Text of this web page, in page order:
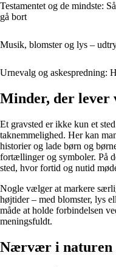
Testamentet og de mindste:
gå bort
Musik, blomster og lys –
Urnevalg og askespredning:
Minder, der lever
Et gravsted er ikke kun et
taknemmelighed. Her kan
historier og lade børn og
fortællinger og symboler. På
sted, hvor fortid og nutid
Nogle vælger at markere
højtider – med blomster, lys
måde at holde forbindelsen
meningsfuldt.
Nærvær i naturen